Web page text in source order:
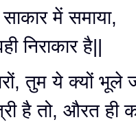
में समाया,
निराकार है||
तुम ये क्यों भूले
है तो, औरत ही